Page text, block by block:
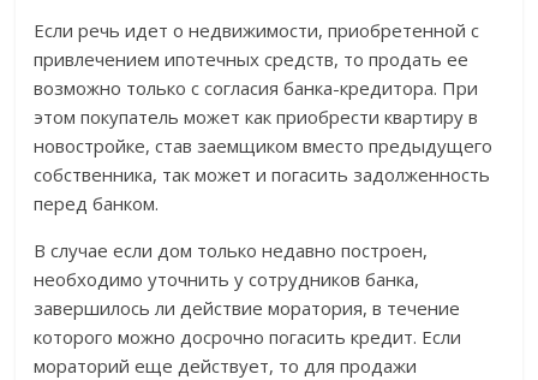
Если речь идет о недвижимости, приобретенной с
привлечением ипотечных средств, то продать ее
возможно только с согласия банка-кредитора. При
этом покупатель может как приобрести квартиру в
новостройке, став заемщиком вместо предыдущего
собственника, так может и погасить задолженность
перед банком.
В случае если дом только недавно построен,
необходимо уточнить у сотрудников банка,
завершилось ли действие моратория, в течение
которого можно досрочно погасить кредит. Если
мораторий еще действует, то для продажи